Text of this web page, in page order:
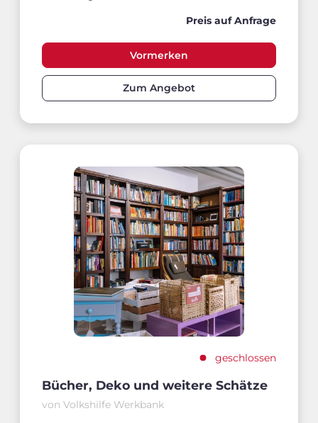
Preis auf Anfrage
Vormerken
Zum Angebot
geschlossen
Bücher, Deko und weitere Schätze
von Volkshilfe Werkbank